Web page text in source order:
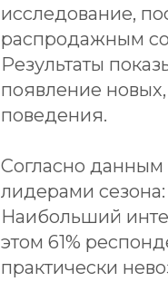
исследование,
распродажным
Результаты
появление
поведения.
Согласно данным
лидерами
Наибольший
этом 61%
практически